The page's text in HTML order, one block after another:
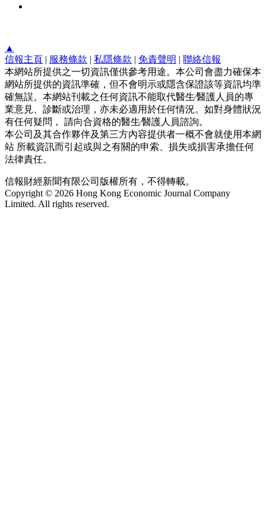
▲
信報主頁 | 服務條款 | 私隱條款 | 免責聲明 | 聯絡信報
本網站所提供之一切資訊僅供參考用途。本公司會盡力確保本
網站所提供的資訊準確，但不會明示或隱含保證該等資訊均準
確無誤。本網站刊載之任何資訊不能取代醫生∕醫護人員的專
業意見、診斷或治理，亦未必適用於任何情況。如對身體狀況
有任何疑問， 請向合資格的醫生∕醫護人員諮詢。
本公司及其合作夥伴及第三方內容提供者一概不會就使用本網
站 所載資訊而引起或與之有關的申索、損失或損害承擔任何
法律責任。
信報財經新聞有限公司版權所有，不得轉載。
Copyright © 2026 Hong Kong Economic Journal Company
Limited. All rights reserved.